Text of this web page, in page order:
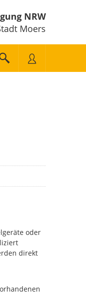
NRW
Moers
oder
direkt